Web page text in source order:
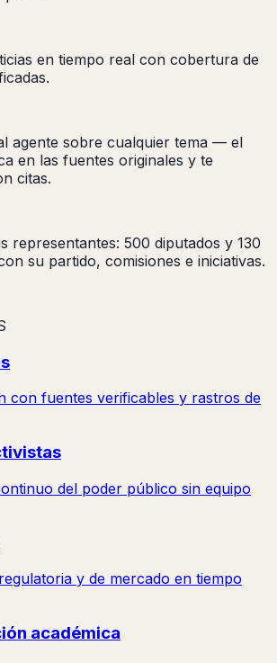
en tiempo real con cobertura de
agente sobre cualquier tema — el
en las fuentes originales y te
citas.
representantes: 500 diputados y 130
su partido, comisiones e iniciativas.
con fuentes verificables y rastros de
del poder público sin equipo
y de mercado en tiempo
académica